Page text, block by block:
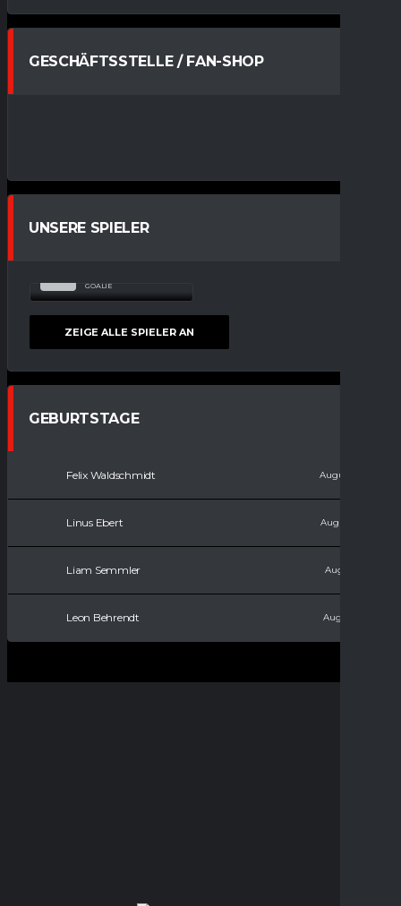
GESCHÄFTSSTELLE / FAN-SHOP
UNSERE SPIELER
GOALIE
ZEIGE ALLE SPIELER AN
GEBURTSTAGE
Felix Waldschmidt August 11, 2008
Linus Ebert August 15, 2010
Liam Semmler August 9, 2011
Leon Behrendt August 9, 2017